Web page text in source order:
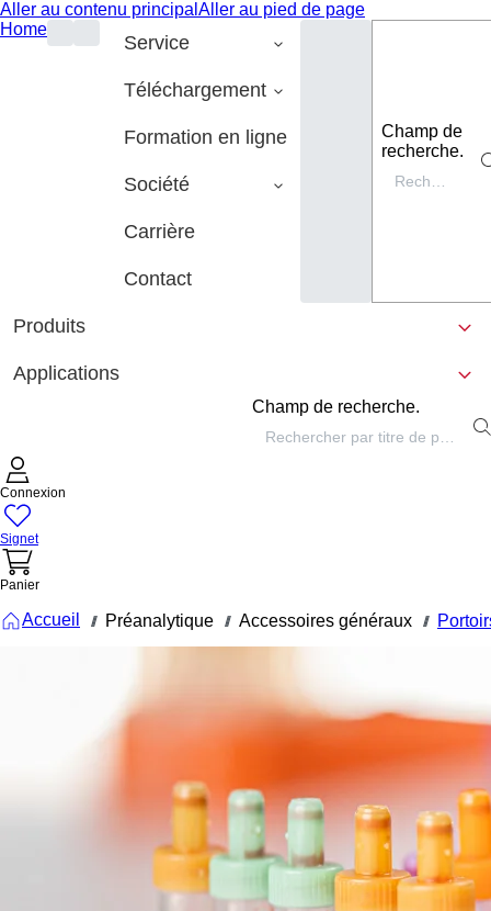
Aller au contenu principal Aller au pied de page
Home
Service
Téléchargement
Formation en ligne
Société
Carrière
Contact
Champ de
recherche.
Produits
Applications
Champ de recherche.
Connexion
Signet
Panier
Accueil /// Préanalytique /// Accessoires généraux ///